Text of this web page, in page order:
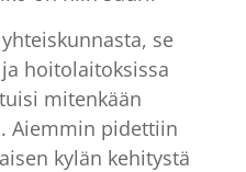
se
hoitolaitoksissa
mitenkään
Aiemmin pidettiin
kylän kehitystä